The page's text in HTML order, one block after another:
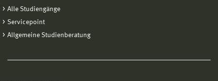
Alle Studiengänge
Servicepoint
Allgemeine Studienberatung